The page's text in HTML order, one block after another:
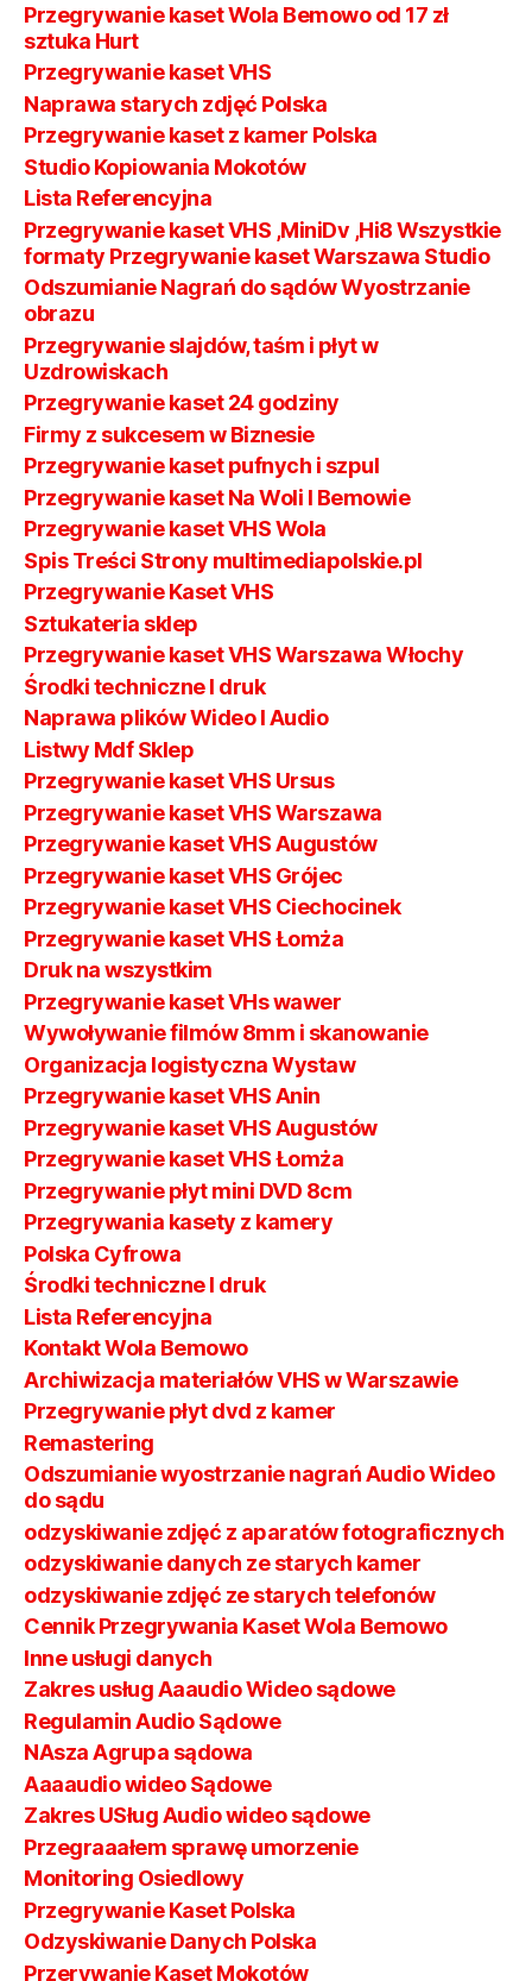
Przegrywanie kaset Wola Bemowo od 17 zł
sztuka Hurt
Przegrywanie kaset VHS
Naprawa starych zdjęć Polska
Przegrywanie kaset z kamer Polska
Studio Kopiowania Mokotów
Lista Referencyjna
Przegrywanie kaset VHS ,MiniDv ,Hi8 Wszystkie
formaty Przegrywanie kaset Warszawa Studio
Odszumianie Nagrań do sądów Wyostrzanie
obrazu
Przegrywanie slajdów, taśm i płyt w
Uzdrowiskach
Przegrywanie kaset 24 godziny
Firmy z sukcesem w Biznesie
Przegrywanie kaset pufnych i szpul
Przegrywanie kaset Na Woli I Bemowie
Przegrywanie kaset VHS Wola
Spis Treści Strony multimediapolskie.pl
Przegrywanie Kaset VHS
Sztukateria sklep
Przegrywanie kaset VHS Warszawa Włochy
Środki techniczne I druk
Naprawa plików Wideo I Audio
Listwy Mdf Sklep
Przegrywanie kaset VHS Ursus
Przegrywanie kaset VHS Warszawa
Przegrywanie kaset VHS Augustów
Przegrywanie kaset VHS Grójec
Przegrywanie kaset VHS Ciechocinek
Przegrywanie kaset VHS Łomża
Druk na wszystkim
Przegrywanie kaset VHs wawer
Wywoływanie filmów 8mm i skanowanie
Organizacja logistyczna Wystaw
Przegrywanie kaset VHS Anin
Przegrywanie kaset VHS Augustów
Przegrywanie kaset VHS Łomża
Przegrywanie płyt mini DVD 8cm
Przegrywania kasety z kamery
Polska Cyfrowa
Środki techniczne I druk
Lista Referencyjna
Kontakt Wola Bemowo
Archiwizacja materiałów VHS w Warszawie
Przegrywanie płyt dvd z kamer
Remastering
Odszumianie wyostrzanie nagrań Audio Wideo
do sądu
odzyskiwanie zdjęć z aparatów fotograficznych
odzyskiwanie danych ze starych kamer
odzyskiwanie zdjęć ze starych telefonów
Cennik Przegrywania Kaset Wola Bemowo
Inne usługi danych
Zakres usług Aaaudio Wideo sądowe
Regulamin Audio Sądowe
NAsza Agrupa sądowa
Aaaaudio wideo Sądowe
Zakres USług Audio wideo sądowe
Przegraaałem sprawę umorzenie
Monitoring Osiedlowy
Przegrywanie Kaset Polska
Odzyskiwanie Danych Polska
Przerywanie Kaset Mokotów